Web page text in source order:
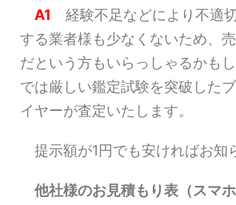
A1 経験不足などにより不適
する業者様も少なくないため、
だという方もいらっしゃるかも
では厳しい鑑定試験を突破した
イヤーが査定いたします。
提示額が1円でも安ければお知
他社様のお見積もり表（スマ